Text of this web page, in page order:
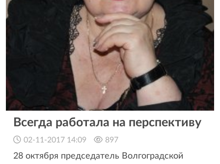
Всегда работала на перспективу
02-11-2017 14:09 897
28 октября председатель Волгоградской